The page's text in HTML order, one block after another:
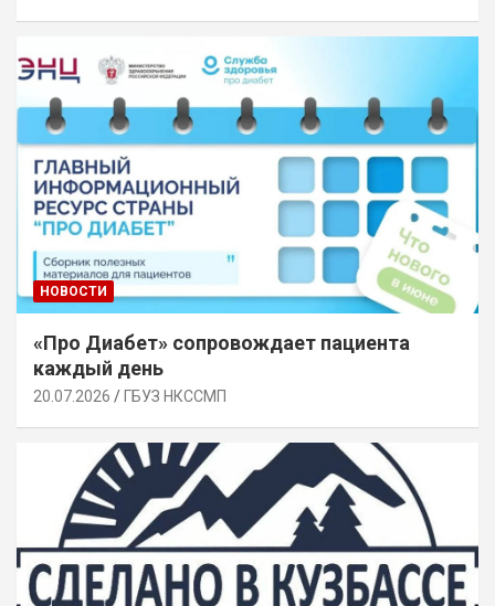
НОВОСТИ
«Про Диабет» сопровождает пациента
каждый день
20.07.2026 ГБУЗ НКССМП